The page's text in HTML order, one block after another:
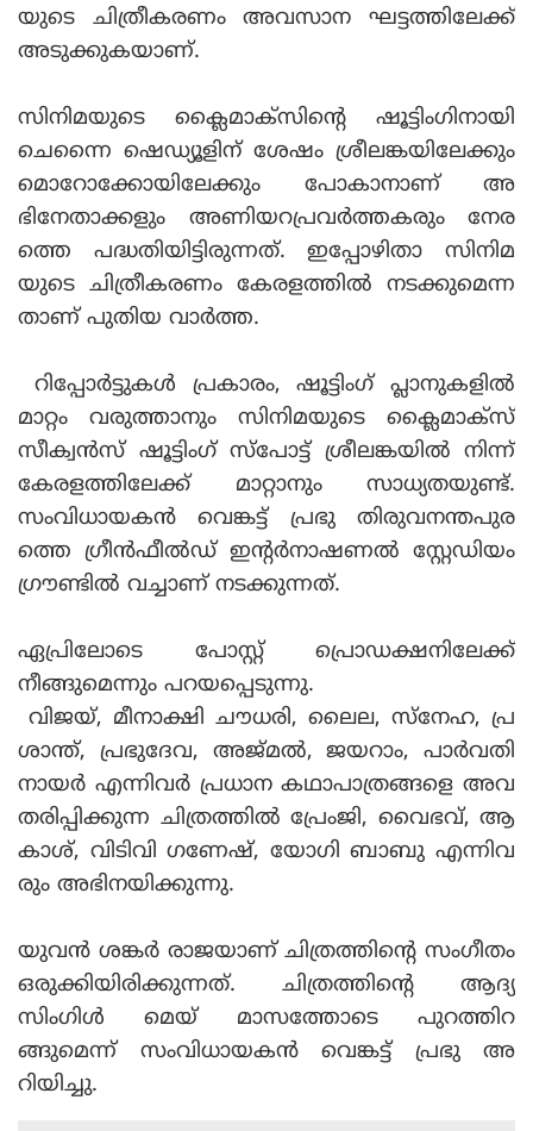
യുടെ ചിത്രീകരണം അവസാന ഘട്ടത്തിലേക്ക്
അടുക്കുകയാണ്.
സിനിമയുടെ ക്ലൈമാക്സിന്റെ ഷൂട്ടിംഗിനായി
ചെന്നൈ ഷെഡ്യൂളിന് ശേഷം ശ്രീലങ്കയിലേക്കും
മൊറോക്കോയിലേക്കും പോകാനാണ് അ
ഭിനേതാക്കളും അണിയറപ്രവര്‍ത്തകരും നേര
ത്തെ പദ്ധതിയിട്ടിരുന്നത്. ഇപ്പോഴിതാ സിനിമ
യുടെ ചിത്രീകരണം കേരളത്തില്‍ നടക്കുമെന്ന
താണ് പുതിയ വാര്‍ത്ത.
റിപ്പോര്‍ട്ടുകള്‍ പ്രകാരം, ഷൂട്ടിംഗ് പ്ലാനുകളില്‍
മാറ്റം വരുത്താനും സിനിമയുടെ ക്ലൈമാക്‌സ്
സീക്വന്‍സ് ഷൂട്ടിംഗ് സ്‌പോട്ട് ശ്രീലങ്കയില്‍ നിന്ന്
കേരളത്തിലേക്ക് മാറ്റാനും സാധ്യതയുണ്ട്.
സംവിധായകന്‍ വെങ്കട്ട് പ്രഭു തിരുവനന്തപുര
ത്തെ ഗ്രീന്‍ഫീല്‍ഡ് ഇന്റര്‍നാഷണല്‍ സ്റ്റേഡിയം
ഗ്രൗണ്ടില്‍ വച്ചാണ് നടക്കുന്നത്.
ഏപ്രിലോടെ പോസ്റ്റ് പ്രൊഡക്ഷനിലേക്ക്
നീങ്ങുമെന്നും പറയപ്പെടുന്നു.
വിജയ്, മീനാക്ഷി ചൗധരി, ലൈല, സ്നേഹ, പ്ര
ശാന്ത്, പ്രഭുദേവ, അജ്മല്‍, ജയറാം, പാര്‍വതി
നായര്‍ എന്നിവര്‍ പ്രധാന കഥാപാത്രങ്ങളെ അവ
തരിപ്പിക്കുന്ന ചിത്രത്തില്‍ പ്രേംജി, വൈഭവ്, ആ
കാശ്, വിടിവി ഗണേഷ്, യോഗി ബാബു എന്നിവ
രും അഭിനയിക്കുന്നു.
യുവന്‍ ശങ്കര്‍ രാജയാണ് ചിത്രത്തിന്റെ സംഗീതം
ഒരുക്കിയിരിക്കുന്നത്. ചിത്രത്തിന്റെ ആദ്യ
സിംഗിള്‍ മെയ് മാസത്തോടെ പുറത്തിറ
ങ്ങുമെന്ന് സംവിധായകന്‍ വെങ്കട്ട് പ്രഭു അ
റിയിച്ചു.